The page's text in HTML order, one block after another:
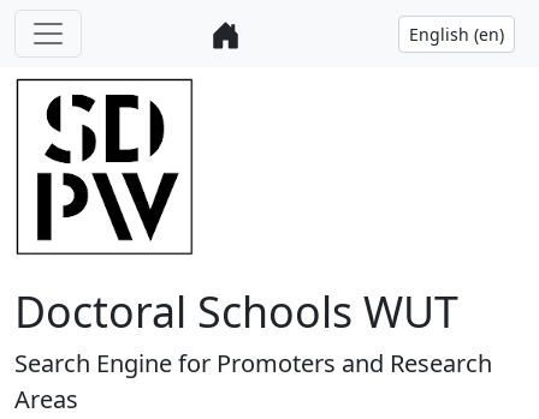
Doctoral Schools WUT
Search Engine for Promoters and Research
Areas